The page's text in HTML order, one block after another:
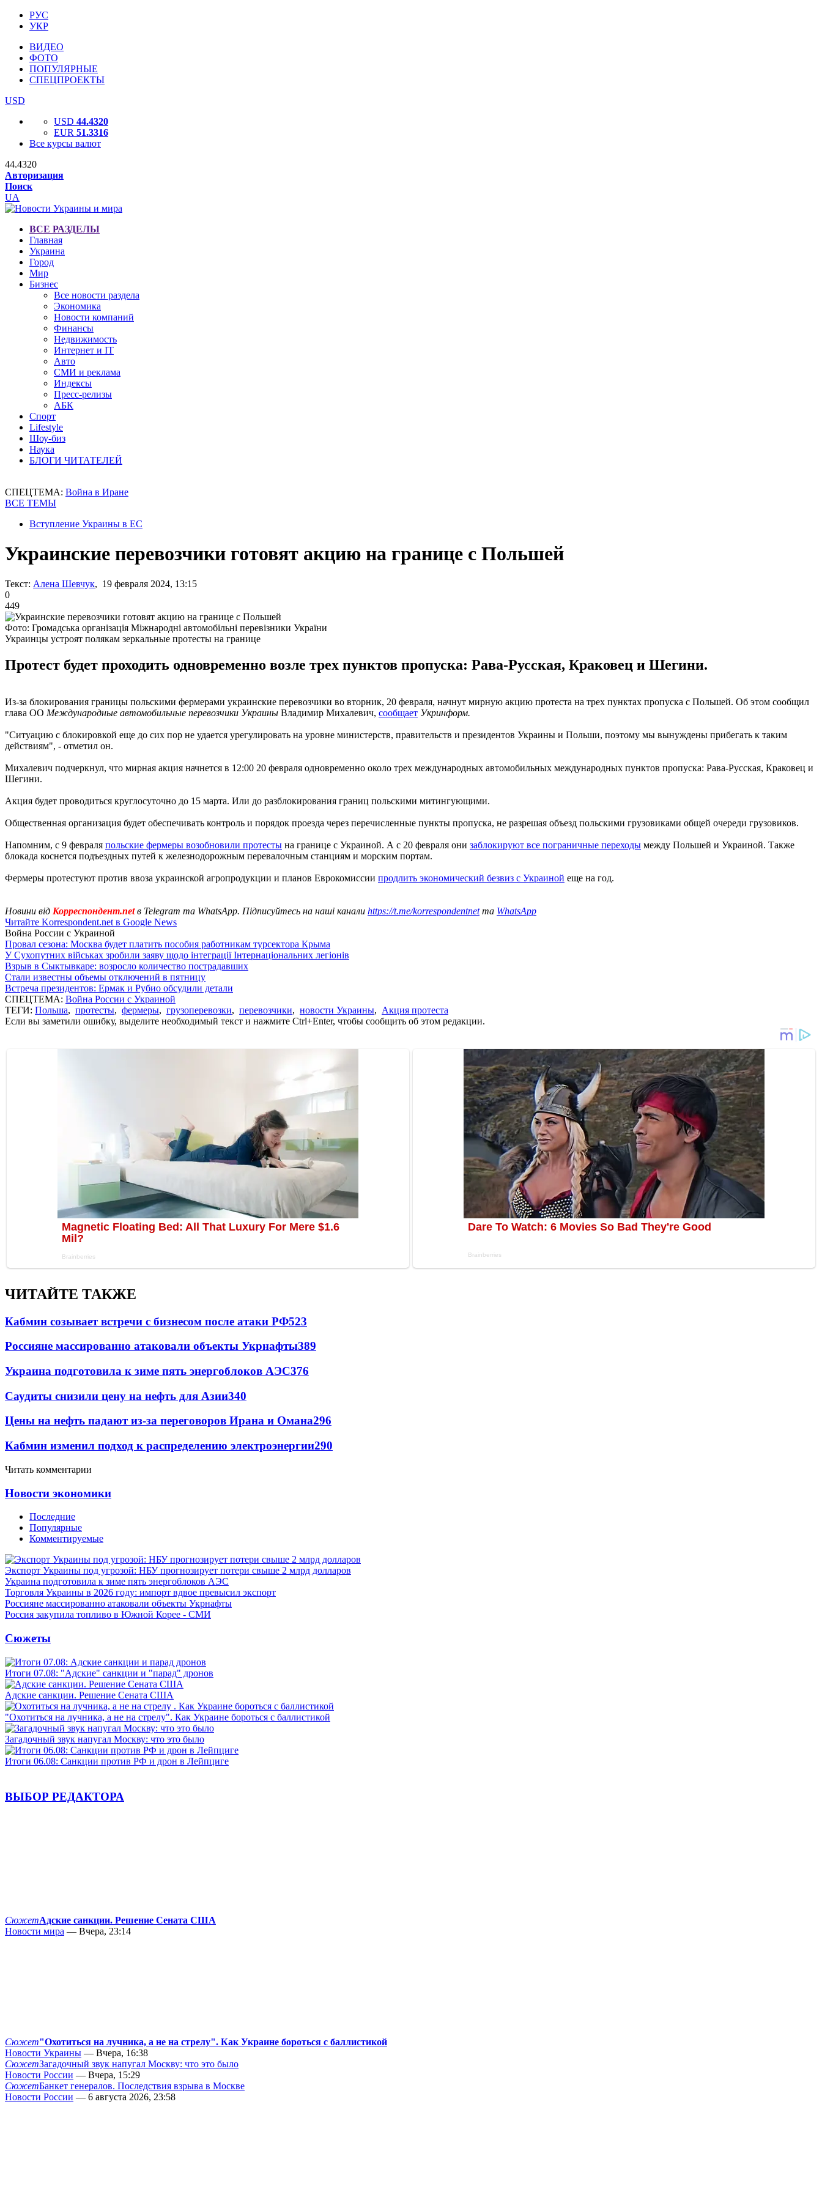
РУС
УКР
ВИДЕО
ФОТО
ПОПУЛЯРНЫЕ
СПЕЦПРОЕКТЫ
USD
USD 44.4320
EUR 51.3316
Все курсы валют
44.4320
Авторизация
Поиск
UA
ВСЕ РАЗДЕЛЫ
Главная
Украина
Город
Мир
Бизнес
Все новости раздела
Экономика
Новости компаний
Финансы
Недвижимость
Интернет и IT
Авто
СМИ и реклама
Индексы
Пресс-релизы
АБК
Спорт
Lifestyle
Шоу-биз
Наука
БЛОГИ ЧИТАТЕЛЕЙ
СПЕЦТЕМА: Война в Иране
ВСЕ ТЕМЫ
Вступление Украины в ЕС
Украинские перевозчики готовят акцию на границе с Польшей
Текст: Алена Шевчук, 19 февраля 2024, 13:15
0
449
Фото: Громадська організація Міжнародні автомобільні перевізники України
Украинцы устроят полякам зеркальные протесты на границе
Протест будет проходить одновременно возле трех пунктов пропуска: Рава-Русская, Краковец и Шегини.
Из-за блокирования границы польскими фермерами украинские перевозчики во вторник, 20 февраля, начнут мирную акцию протеста на трех пунктах пропуска с Польшей. Об этом сообщил
глава ОО Международные автомобильные перевозчики Украины Владимир Михалевич, сообщает Укринформ.
"Ситуацию с блокировкой еще до сих пор не удается урегулировать на уровне министерств, правительств и президентов Украины и Польши, поэтому мы вынуждены прибегать к таким
действиям", - отметил он.
Михалевич подчеркнул, что мирная акция начнется в 12:00 20 февраля одновременно около трех международных автомобильных международных пунктов пропуска: Рава-Русская, Краковец и
Шегини.
Акция будет проводиться круглосуточно до 15 марта. Или до разблокирования границ польскими митингующими.
Общественная организация будет обеспечивать контроль и порядок проезда через перечисленные пункты пропуска, не разрешая объезд польскими грузовиками общей очереди грузовиков.
Напомним, с 9 февраля польские фермеры возобновили протесты на границе с Украиной. А с 20 февраля они заблокируют все пограничные переходы между Польшей и Украиной. Также
блокада коснется подъездных путей к железнодорожным перевалочным станциям и морским портам.
Фермеры протестуют против ввоза украинской агропродукции и планов Еврокомиссии продлить экономический безвиз с Украиной еще на год.
Новини від Корреспондент.netв Telegram та WhatsApp. Підписуйтесь на наші канали https://t.me/korrespondentnetта WhatsApp
Читайте Korrespondent.net в Google News
Война России с Украиной
Провал сезона: Москва будет платить пособия работникам турсектора Крыма
У Сухопутних військах зробили заяву щодо інтеграції Інтернаціональних легіонів
Взрыв в Сыктывкаре: возросло количество пострадавших
Стали известны объемы отключений в пятницу
Встреча президентов: Ермак и Рубио обсудили детали
СПЕЦТЕМА: Война России с Украиной
ТЕГИ: Польша, протесты, фермеры, грузоперевозки, перевозчики, новости Украины, Акция протеста
Если вы заметили ошибку, выделите необходимый текст и нажмите Ctrl+Enter, чтобы сообщить об этом редакции.
ЧИТАЙТЕ ТАКЖЕ
Кабмин созывает встречи с бизнесом после атаки РФ523
Россияне массированно атаковали объекты Укрнафты389
Украина подготовила к зиме пять энергоблоков АЭС376
Саудиты снизили цену на нефть для Азии340
Цены на нефть падают из-за переговоров Ирана и Омана296
Кабмин изменил подход к распределению электроэнергии290
Читать комментарии
Новости экономики
Последние
Популярные
Комментируемые
Экспорт Украины под угрозой: НБУ прогнозирует потери свыше 2 млрд долларов
Украина подготовила к зиме пять энергоблоков АЭС
Торговля Украины в 2026 году: импорт вдвое превысил экспорт
Россияне массированно атаковали объекты Укрнафты
Россия закупила топливо в Южной Корее - СМИ
Сюжеты
Итоги 07.08: "Адские" санкции и "парад" дронов
Адские санкции. Решение Сената США
"Охотиться на лучника, а не на стрелу". Как Украине бороться с баллистикой
Загадочный звук напугал Москву: что это было
Итоги 06.08: Санкции против РФ и дрон в Лейпциге
ВЫБОР РЕДАКТОРА
СюжетАдские санкции. Решение Сената США
Новости мира — Вчера, 23:14
Сюжет"Охотиться на лучника, а не на стрелу". Как Украине бороться с баллистикой
Новости Украины — Вчера, 16:38
СюжетЗагадочный звук напугал Москву: что это было
Новости России — Вчера, 15:29
СюжетБанкет генералов. Последствия взрыва в Москве
Новости России — 6 августа 2026, 23:58